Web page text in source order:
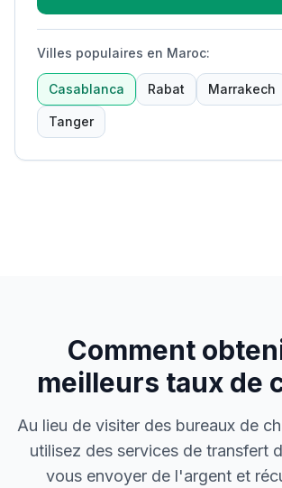
Villes populaires en Maroc:
Casablanca Rabat Marrakech
Tanger
Comment
meilleurs taux de
Au lieu de visiter des bureaux de
utilisez des services de transfert
vous envoyer de l'argent et